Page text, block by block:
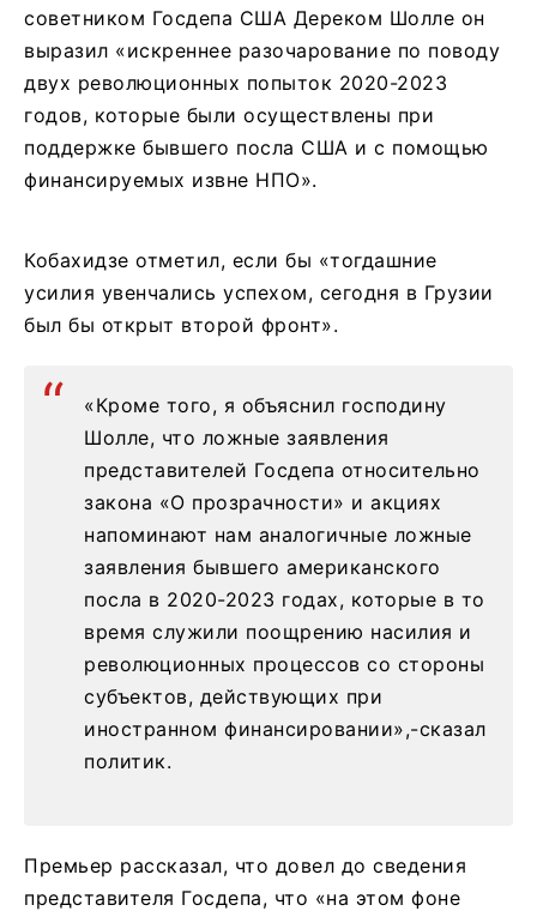
советником Госдепа США Дереком Шолле он
выразил «искреннее разочарование по поводу
двух революционных попыток 2020-2023
годов, которые были осуществлены при
поддержке бывшего посла США и с помощью
финансируемых извне НПО».
Кобахидзе отметил, если бы «тогдашние
усилия увенчались успехом, сегодня в Грузии
был бы открыт второй фронт».
«Кроме того, я объяснил господину
Шолле, что ложные заявления
представителей Госдепа относительно
закона «О прозрачности» и акциях
напоминают нам аналогичные ложные
заявления бывшего американского
посла в 2020-2023 годах, которые в то
время служили поощрению насилия и
революционных процессов со стороны
субъектов, действующих при
иностранном финансировании»,-сказал
политик.
Премьер рассказал, что довел до сведения
представителя Госдепа, что «на этом фоне